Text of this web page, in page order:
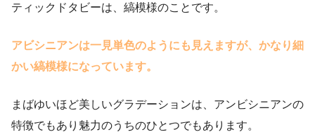
ティックドタビーは、縞模様のことです。
アビシニアンは一見単色のようにも見えますが、かなり細
かい縞模様になっています。
まばゆいほど美しいグラデーションは、アンビシニアンの
特徴でもあり魅力のうちのひとつでもあります。